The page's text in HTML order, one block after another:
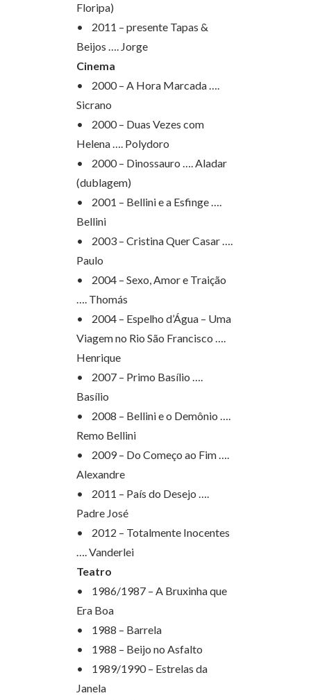
Floripa)
• 2011 – presente Tapas &
Beijos …. Jorge
Cinema
• 2000 – A Hora Marcada ….
Sicrano
• 2000 – Duas Vezes com
Helena …. Polydoro
• 2000 – Dinossauro …. Aladar
(dublagem)
• 2001 – Bellini e a Esfinge ….
Bellini
• 2003 – Cristina Quer Casar ….
Paulo
• 2004 – Sexo, Amor e Traição
…. Thomás
• 2004 – Espelho d’Água – Uma
Viagem no Rio São Francisco ….
Henrique
• 2007 – Primo Basílio ….
Basílio
• 2008 – Bellini e o Demônio ….
Remo Bellini
• 2009 – Do Começo ao Fim ….
Alexandre
• 2011 – País do Desejo ….
Padre José
• 2012 – Totalmente Inocentes
…. Vanderlei
Teatro
• 1986/1987 – A Bruxinha que
Era Boa
• 1988 – Barrela
• 1988 – Beijo no Asfalto
• 1989/1990 – Estrelas da
Janela